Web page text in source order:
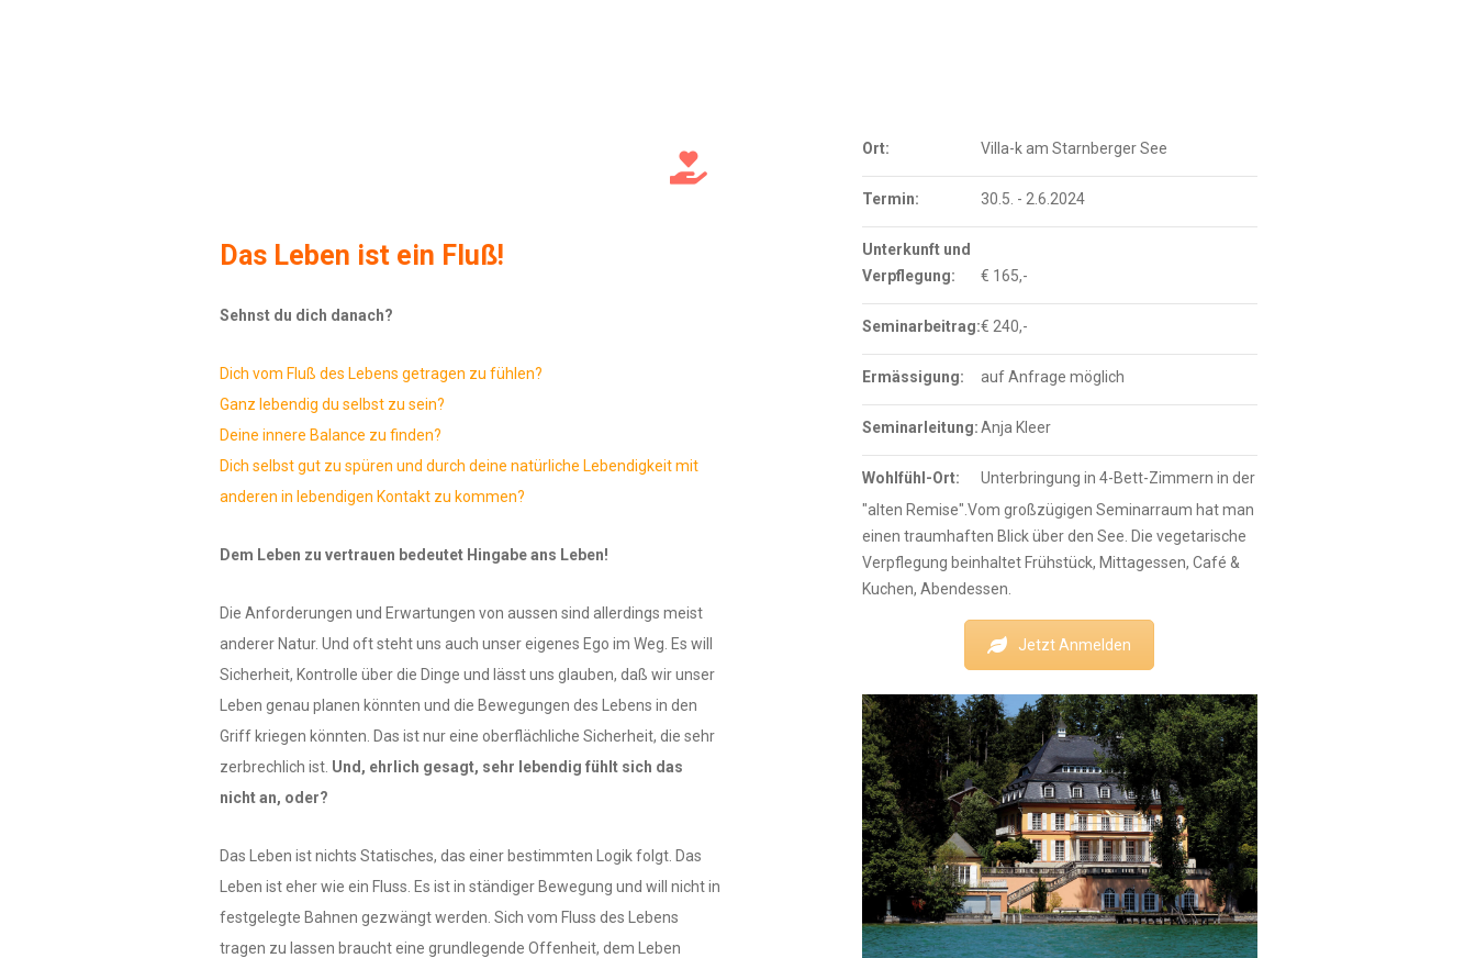
Das Leben ist ein Fluß!
Sehnst du dich danach?
Dich vom Fluß des Lebens getragen zu fühlen?
Ganz lebendig du selbst zu sein?
Deine innere Balance zu finden?
Dich selbst gut zu spüren und durch deine natürliche Lebendigkeit mit
anderen in lebendigen Kontakt zu kommen?
Dem Leben zu vertrauen bedeutet Hingabe ans Leben!
Die Anforderungen und Erwartungen von aussen sind allerdings meist
anderer Natur. Und oft steht uns auch unser eigenes Ego im Weg. Es will
Sicherheit, Kontrolle über die Dinge und lässt uns glauben, daß wir unser
Leben genau planen könnten und die Bewegungen des Lebens in den
Griff kriegen könnten. Das ist nur eine oberflächliche Sicherheit, die sehr
zerbrechlich ist. Und, ehrlich gesagt, sehr lebendig fühlt sich das
nicht an, oder?
Das Leben ist nichts Statisches, das einer bestimmten Logik folgt. Das
Leben ist eher wie ein Fluss. Es ist in ständiger Bewegung und will nicht in
festgelegte Bahnen gezwängt werden. Sich vom Fluss des Lebens
tragen zu lassen braucht eine grundlegende Offenheit, dem Leben
Ort: Villa-k am Starnberger See
Termin: 30.5. - 2.6.2024
Unterkunft und
Verpflegung:
€ 165,-
Seminarbeitrag:€ 240,-
Ermässigung: auf Anfrage möglich
Seminarleitung:Anja Kleer
Wohlfühl-Ort:
Unterbringung in 4-Bett-Zimmern in der
"alten Remise".Vom großzügigen Seminarraum hat man
einen traumhaften Blick über den See. Die vegetarische
Verpflegung beinhaltet Frühstück, Mittagessen, Café &
Kuchen, Abendessen.
Jetzt Anmelden